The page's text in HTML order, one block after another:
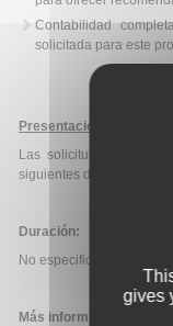
Contabilidad
solicitada para este
Presentación de
Las solicitudes
siguientes direcciones:
Duración:
No especificada.
Más información:
gives